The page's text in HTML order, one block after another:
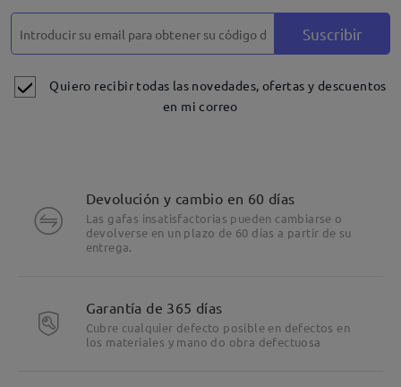
Detalles
Suscribir
Quiero recibir todas las novedades, ofertas y descuentos
en mi correo
Devolución y cambio en 60 días
Las gafas insatisfactorias pueden cambiarse o
devolverse en un plazo de 60 días a partir de su
entrega.
Garantía de 365 días
Cubre cualquier defecto posible en defectos en
los materiales y mano do obra defectuosa